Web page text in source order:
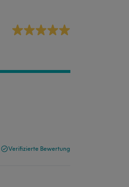
Verifizierte Bewertung